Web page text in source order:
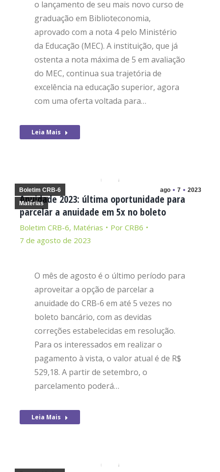
o lançamento de seu mais novo curso de
graduação em Biblioteconomia,
aprovado com a nota 4 pelo Ministério
da Educação (MEC). A instituição, que já
ostenta a nota máxima de 5 em avaliação
do MEC, continua sua trajetória de
excelência na educação superior, agora
com uma oferta voltada para…
Leia Mais
ago 7 2023
Boletim CRB-6
Matérias
Anuidade 2023: última oportunidade para
parcelar a anuidade em 5x no boleto
Boletim CRB-6, Matérias Por CRB6
7 de agosto de 2023
O mês de agosto é o último período para
aproveitar a opção de parcelar a
anuidade do CRB-6 em até 5 vezes no
boleto bancário, com as devidas
correções estabelecidas em resolução.
Para os interessados em realizar o
pagamento à vista, o valor atual é de R$
529,18. A partir de setembro, o
parcelamento poderá…
Leia Mais